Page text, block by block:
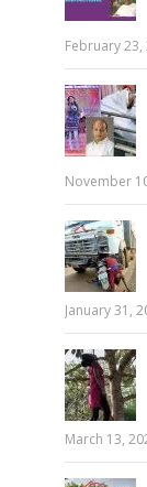
February 23,
November
January 31,
March 13,